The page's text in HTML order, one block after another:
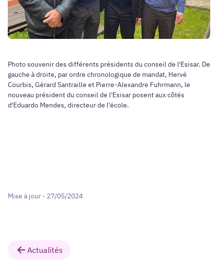
Photo souvenir des différents présidents du conseil de l'Esisar. De
gauche à droite, par ordre chronologique de mandat, Hervé
Courbis, Gérard Santraille et Pierre-Alexandre Fuhrmann, le
nouveau président du conseil de l'Esisar posent aux côtés
d'Eduardo Mendes, directeur de l'école.
Mise à jour - 27/05/2024
Actualités